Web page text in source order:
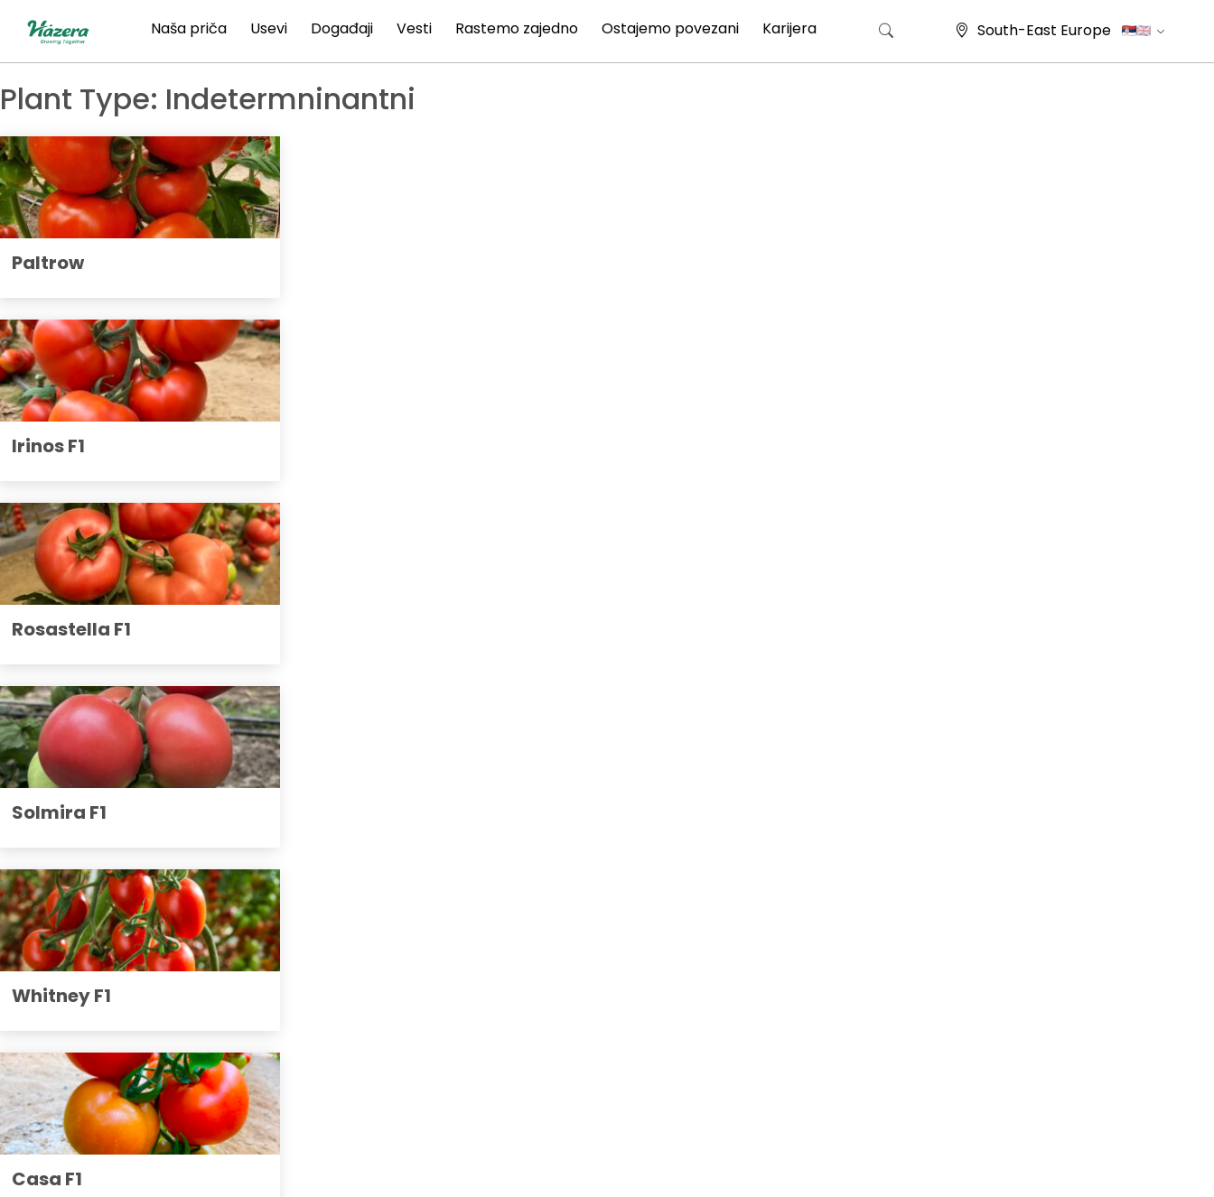
Naša priča Usevi Događaji Vesti Rastemo zajedno Ostajemo povezani Karijera South-East Europe
Plant Type: Indetermninantni
Paltrow
Irinos F1
Rosastella F1
Solmira F1
Whitney F1
Casa F1